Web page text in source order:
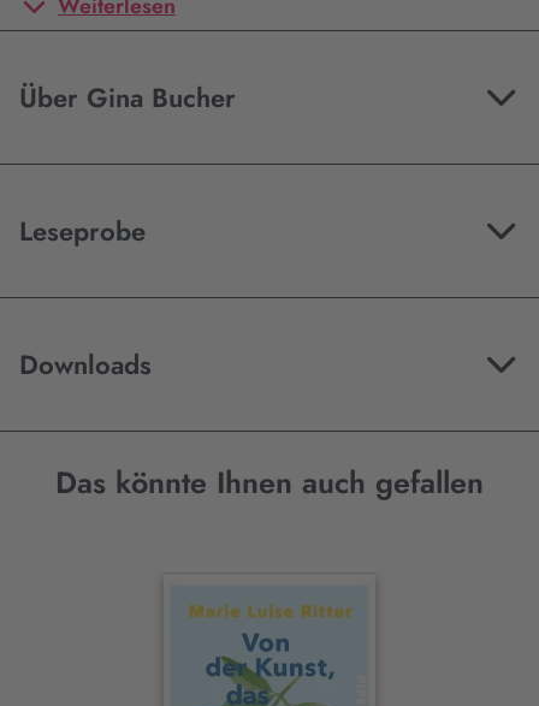
Über Gina Bucher
Leseprobe
Downloads
Das könnte Ihnen auch gefallen
Interaktives